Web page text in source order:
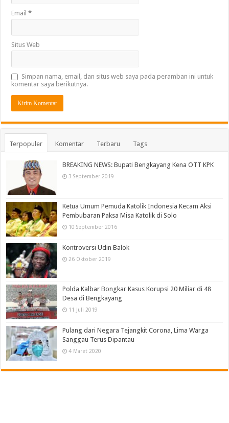
Email*
Situs Web
Simpan nama, email, dan situs web saya pada peramban ini untuk
komentar saya berikutnya.
Terpopuler Komentar Terbaru Tags
BREAKING NEWS: Bupati Bengkayang Kena OTT KPK
3 September 2019
Ketua Umum Pemuda Katolik Indonesia Kecam Aksi
Pembubaran Paksa Misa Katolik di Solo
10 September 2016
Kontroversi Udin Balok
26 Oktober 2019
Polda Kalbar Bongkar Kasus Korupsi 20 Miliar di 48
Desa di Bengkayang
11 Juli 2019
Pulang dari Negara Tejangkit Corona, Lima Warga
Sanggau Terus Dipantau
4 Maret 2020